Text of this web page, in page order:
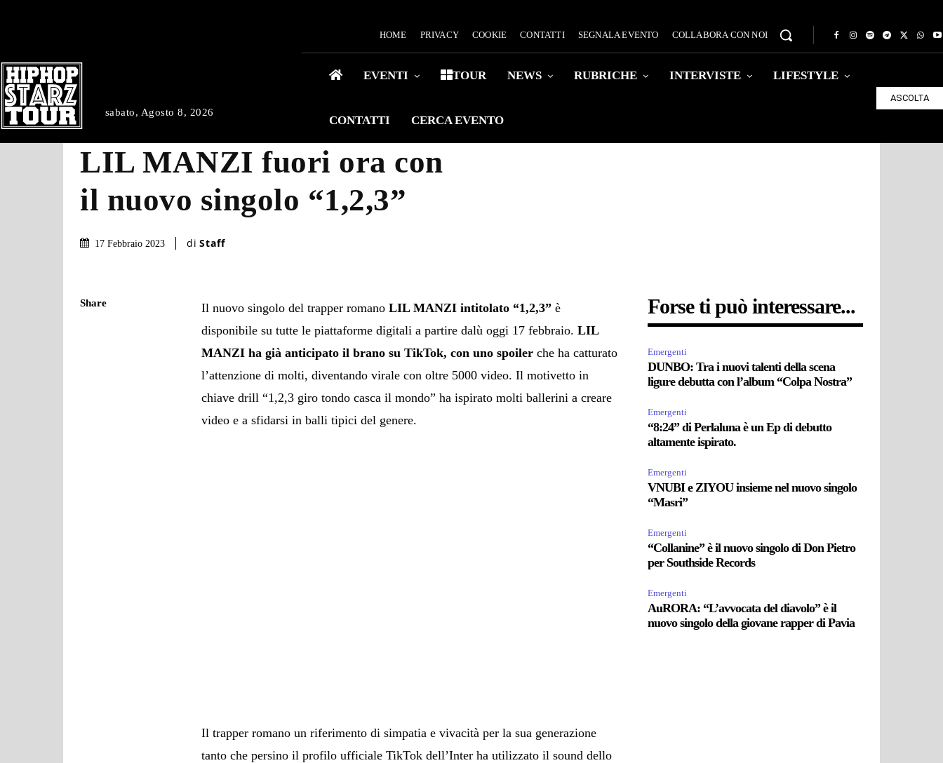
sabato, Agosto 8, 2026
HOME PRIVACY COOKIE CONTATTI SEGNALA EVENTO COLLABORA CON NOI
EVENTI TOUR NEWS RUBRICHE INTERVISTE LIFESTYLE
CONTATTI CERCA EVENTO
ASCOLTA
LIL MANZI fuori ora con
il nuovo singolo “1,2,3”
17 Febbraio 2023 di Staff
Share Il nuovo singolo del trapper romanoLIL MANZI intitolato “1,2,3” è
disponibile su tutte le piattaforme digitali a partire dalù oggi 17 febbraio.LIL
MANZI ha già anticipato il brano su TikTok, con uno spoilerche ha catturato
l’attenzione di molti, diventando virale con oltre 5000 video. Il motivetto in
chiave drill “1,2,3 giro tondo casca il mondo” ha ispirato molti ballerini a creare
video e a sfidarsi in balli tipici del genere.
Il trapper romano un riferimento di simpatia e vivacità per la sua generazione
tanto che persino il profilo ufficiale TikTok dell’Inter ha utilizzato il sound dello
Forse ti può interessare...
Emergenti
DUNBO: Tra i nuovi talenti della scena
ligure debutta con l’album “Colpa Nostra”
Emergenti
“8:24” di Perlaluna è un Ep di debutto
altamente ispirato.
Emergenti
VNUBI e ZIYOU insieme nel nuovo singolo
“Masri”
Emergenti
“Collanine” è il nuovo singolo di Don Pietro
per Southside Records
Emergenti
AuRORA: “L’avvocata del diavolo” è il
nuovo singolo della giovane rapper di Pavia